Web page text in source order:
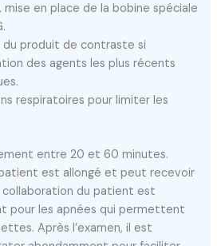
en place de la bobine spéciale
produit de contraste si
des agents les plus récents
respiratoires pour limiter les
entre 20 et 60 minutes.
est allongé et peut recevoir
collaboration du patient est
pour les apnées qui permettent
Après l’examen, il est